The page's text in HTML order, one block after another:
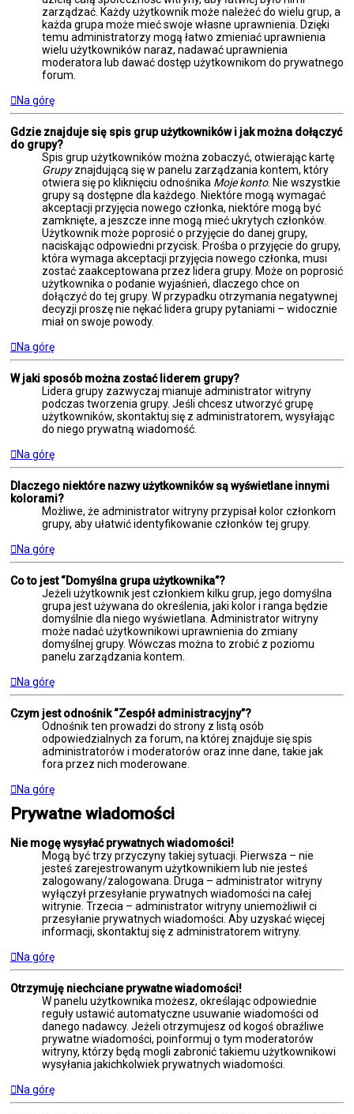
zarządzać. Każdy użytkownik może należeć do wielu grup, a
każda grupa może mieć swoje własne uprawnienia. Dzięki
temu administratorzy mogą łatwo zmieniać uprawnienia
wielu użytkowników naraz, nadawać uprawnienia
moderatora lub dawać dostęp użytkownikom do prywatnego
forum.
Na górę
Gdzie znajduje się spis grup użytkowników i jak można dołączyć
do grupy?
Spis grup użytkowników można zobaczyć, otwierając kartę
Grupyznajdującą się w panelu zarządzania kontem, który
otwiera się po kliknięciu odnośnika Moje konto. Nie wszystkie
grupy są dostępne dla każdego. Niektóre mogą wymagać
akceptacji przyjęcia nowego członka, niektóre mogą być
zamknięte, a jeszcze inne mogą mieć ukrytych członków.
Użytkownik może poprosić o przyjęcie do danej grupy,
naciskając odpowiedni przycisk. Prośba o przyjęcie do grupy,
która wymaga akceptacji przyjęcia nowego członka, musi
zostać zaakceptowana przez lidera grupy. Może on poprosić
użytkownika o podanie wyjaśnień, dlaczego chce on
dołączyć do tej grupy. W przypadku otrzymania negatywnej
decyzji proszę nie nękać lidera grupy pytaniami – widocznie
miał on swoje powody.
Na górę
W jaki sposób można zostać liderem grupy?
Lidera grupy zazwyczaj mianuje administrator witryny
podczas tworzenia grupy. Jeśli chcesz utworzyć grupę
użytkowników, skontaktuj się z administratorem, wysyłając
do niego prywatną wiadomość.
Na górę
Dlaczego niektóre nazwy użytkowników są wyświetlane innymi
kolorami?
Możliwe, że administrator witryny przypisał kolor członkom
grupy, aby ułatwić identyfikowanie członków tej grupy.
Na górę
Co to jest “Domyślna grupa użytkownika”?
Jeżeli użytkownik jest członkiem kilku grup, jego domyślna
grupa jest używana do określenia, jaki kolor i ranga będzie
domyślnie dla niego wyświetlana. Administrator witryny
może nadać użytkownikowi uprawnienia do zmiany
domyślnej grupy. Wówczas można to zrobić z poziomu
panelu zarządzania kontem.
Na górę
Czym jest odnośnik “Zespół administracyjny”?
Odnośnik ten prowadzi do strony z listą osób
odpowiedzialnych za forum, na której znajduje się spis
administratorów i moderatorów oraz inne dane, takie jak
fora przez nich moderowane.
Na górę
Prywatne wiadomości
Nie mogę wysyłać prywatnych wiadomości!
Mogą być trzy przyczyny takiej sytuacji. Pierwsza – nie
jesteś zarejestrowanym użytkownikiem lub nie jesteś
zalogowany/zalogowana. Druga – administrator witryny
wyłączył przesyłanie prywatnych wiadomości na całej
witrynie. Trzecia – administrator witryny uniemożliwił ci
przesyłanie prywatnych wiadomości. Aby uzyskać więcej
informacji, skontaktuj się z administratorem witryny.
Na górę
Otrzymuję niechciane prywatne wiadomości!
W panelu użytkownika możesz, określając odpowiednie
reguły ustawić automatyczne usuwanie wiadomości od
danego nadawcy. Jeżeli otrzymujesz od kogoś obraźliwe
prywatne wiadomości, poinformuj o tym moderatorów
witryny, którzy będą mogli zabronić takiemu użytkownikowi
wysyłania jakichkolwiek prywatnych wiadomości.
Na górę